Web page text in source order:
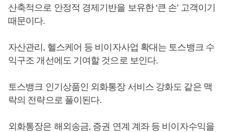
산축적으로 안정적 경제기반을 보유한 ‘큰 손’ 고객이기
때문이다.
자산관리, 헬스케어 등 비이자사업 확대는 토스뱅크 수
익구조 개선에도 기여할 것으로 보인다.
토스뱅크 인기상품인 외화통장 서비스 강화도 같은 맥
락의 전략으로 풀이된다.
외화통장은 해외송금, 증권 연계 계좌 등 비이자수익을